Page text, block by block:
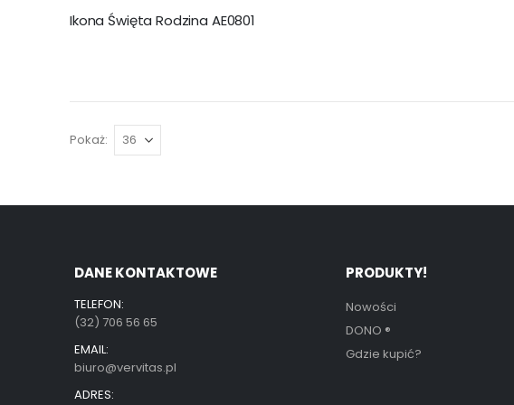
Ikona Święta Rodzina AE0801
Pokaż
DANE KONTAKTOWE
TELEFON:
(32) 706 56 65
EMAIL:
biuro@vervitas.pl
ADRES:
PRODUKTY!
Nowości
DONO ®
Gdzie kupić?